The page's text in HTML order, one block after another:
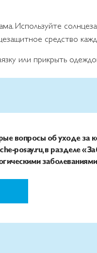
Используйте
средство
или прикрыть
вопросы об уходе за
в разделе